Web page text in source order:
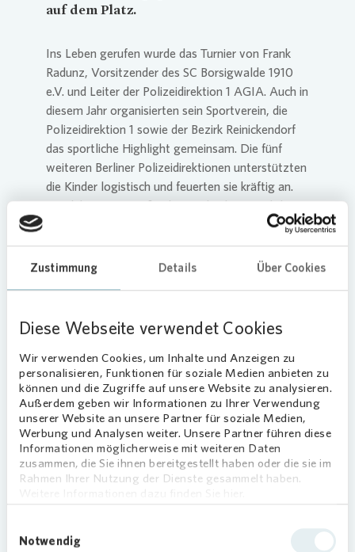
Zustimmung Details Über Cookies
Diese Webseite verwendet Cookies
Wir verwenden Cookies, um Inhalte und Anzeigen zu
personalisieren, Funktionen für soziale Medien anbieten zu
können und die Zugriffe auf unsere Website zu analysieren.
Außerdem geben wir Informationen zu Ihrer Verwendung
unserer Website an unsere Partner für soziale Medien,
Werbung und Analysen weiter. Unsere Partner führen diese
Informationen möglicherweise mit weiteren Daten
zusammen, die Sie ihnen bereitgestellt haben oder die sie im
Rahmen Ihrer Nutzung der Dienste gesammelt haben.
Notwendig
auf dem Platz.
Ins Leben gerufen wurde das Turnier von Frank
Radunz, Vorsitzender des SC Borsigwalde 1910
e.V. und Leiter der Polizeidirektion 1 AGIA. Auch in
diesem Jahr organisierten sein Sportverein, die
Polizeidirektion 1 sowie der Bezirk Reinickendorf
das sportliche Highlight gemeinsam. Die fünf
weiteren Berliner Polizeidirektionen unterstützten
die Kinder logistisch und feuerten sie kräftig an.
Mit dabei waren außerdem viele ehrenamtliche
Loading...
V..l.n.r.: Janna Großklaus (QuartiersmanagerinVonovia),
Frank Radunz (Leiter der Direktion 1 AGIA und Vorsitzender des
SC Borsigwalde) und Frank Kretschmer (Regionalleiter Berlin
NordVonovia)
Verpflegung bereit und spendete neue Fußbälle